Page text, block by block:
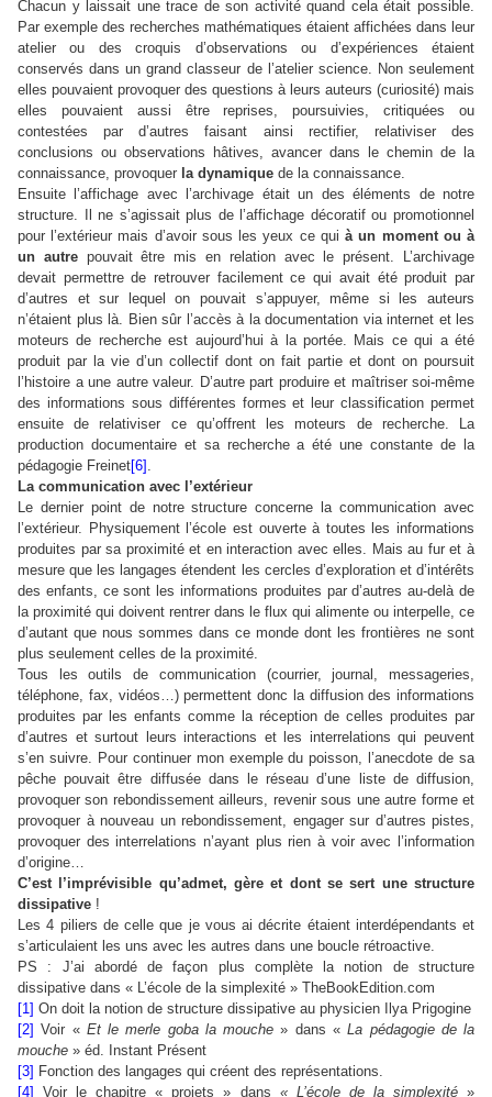
Chacun y laissait une trace de son activité quand cela était possible.
Par exemple des recherches mathématiques étaient affichées dans leur
atelier ou des croquis d’observations ou d’expériences étaient
conservés dans un grand classeur de l’atelier science. Non seulement
elles pouvaient provoquer des questions à leurs auteurs (curiosité) mais
elles pouvaient aussi être reprises, poursuivies, critiquées ou
contestées par d’autres faisant ainsi rectifier, relativiser des
conclusions ou observations hâtives, avancer dans le chemin de la
connaissance, provoquer la dynamique de la connaissance.
Ensuite l’affichage avec l’archivage était un des éléments de notre
structure. Il ne s’agissait plus de l’affichage décoratif ou promotionnel
pour l’extérieur mais d’avoir sous les yeux ce quià un moment ou à
un autre pouvait être mis en relation avec le présent. L’archivage
devait permettre de retrouver facilement ce qui avait été produit par
d’autres et sur lequel on pouvait s’appuyer, même si les auteurs
n’étaient plus là. Bien sûr l’accès à la documentation via internet et les
moteurs de recherche est aujourd’hui à la portée. Mais ce qui a été
produit par la vie d’un collectif dont on fait partie et dont on poursuit
l’histoire a une autre valeur. D’autre part produire et maîtriser soi-même
des informations sous différentes formes et leur classification permet
ensuite de relativiser ce qu’offrent les moteurs de recherche. La
production documentaire et sa recherche a été une constante de la
pédagogie Freinet[6]
La communication avec l’extérieur
Le dernier point de notre structure concerne la communication avec
l’extérieur. Physiquement l’école est ouverte à toutes les informations
produites par sa proximité et en interaction avec elles. Mais au fur et à
mesure que les langages étendent les cercles d’exploration et d’intérêts
des enfants, ce sont les informations produites par d’autres au-delà de
la proximité qui doivent rentrer dans le flux qui alimente ou interpelle, ce
d’autant que nous sommes dans ce monde dont les frontières ne sont
plus seulement celles de la proximité.
Tous les outils de communication (courrier, journal, messageries,
téléphone, fax, vidéos…) permettent donc la diffusion des informations
produites par les enfants comme la réception de celles produites par
d’autres et surtout leurs interactions et les interrelations qui peuvent
s’en suivre. Pour continuer mon exemple du poisson, l’anecdote de sa
pêche pouvait être diffusée dans le réseau d’une liste de diffusion,
provoquer son rebondissement ailleurs, revenir sous une autre forme et
provoquer à nouveau un rebondissement, engager sur d’autres pistes,
provoquer des interrelations n’ayant plus rien à voir avec l’information
d’origine…
C’est l’imprévisible qu’admet, gère et dont se sert une structure
dissipative !
Les 4 piliers de celle que je vous ai décrite étaient interdépendants et
s’articulaient les uns avec les autres dans une boucle rétroactive.
PS : J’ai abordé de façon plus complète la notion de structure
dissipative dans « L’école de la simplexité » TheBookEdition.com
[1] On doit la notion de structure dissipative au physicien Ilya Prigogine
[2] Voir « Et le merle goba la mouche » dans «La pédagogie de la
mouche » éd. Instant Présent
[3] Fonction des langages qui créent des représentations.
[4]
Voir le chapitre « projets » dans « L’école de la simplexité»